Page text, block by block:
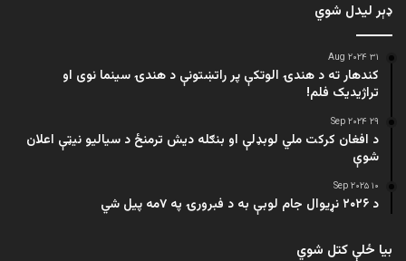
ډېر لیدل شوي
۳۱ Aug ۲۰۲۴
کندهار ته د هندۍ الوتکې پر راتښتونې د هندۍ سینما نوی او
تراژيديک فلم!
۲۹ Sep ۲۰۲۴
د افغان کرکت ملي لوبډلې او بنګله دیش ترمنځ د سیالیو نیټې اعلان
شوې
۱۰ Sep ۲۰۲۵
د ۲۰۲۶ نړیوال جام لوبې به د فبرورۍ په ۷مه پیل شي
بیا ځلې کتل شوي